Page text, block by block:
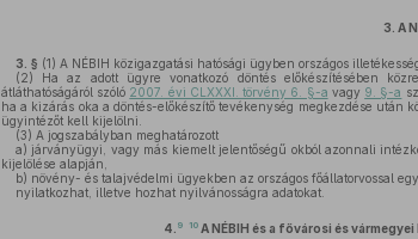
3. A
3. § (1) A NÉBIH közigazgatási hatósági ügyben országos
(2) Ha az adott ügyre vonatkozó döntés előkészítésében
átláthatóságáról szóló 2007. évi CLXXXI. törvény 6. §-a vagy 9. §-a
ha a kizárás oka a döntés-előkészítő tevékenység megkezdése után
ügyintézőt kell kijelölni.
(3) A jogszabályban meghatározott
a) járványügyi, vagy más kiemelt jelentőségű okból azonnali
kijelölése alapján,
b) növény- és talajvédelmi ügyekben az országos főállatorvossal
nyilatkozhat, illetve hozhat nyilvánosságra adatokat.
4. 9 10A NÉBIH és a fővárosi és